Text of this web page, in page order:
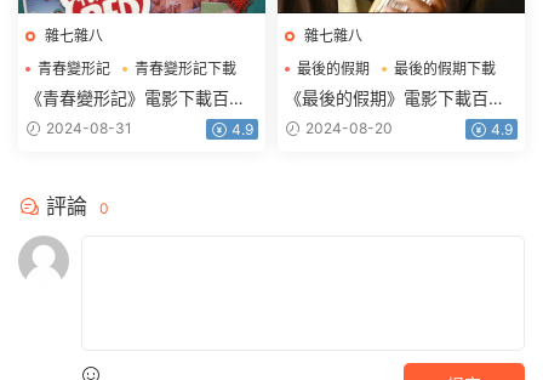
雜七雜八
青春變形記
青春變形記下載
青春變形記電影下載
《青春變形記》電影下載百度
網盤藍光國粵英3語中字
2024-08-31 4.9
雜七雜八
最後的假期
最後的假期下載
最後的假期電影下載
《最後的假期》電影下載百度
網盤0.94G中英雙字
2024-08-20 4.9
評論 0